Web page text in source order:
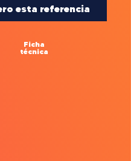
esta referencia
Ficha
técnica